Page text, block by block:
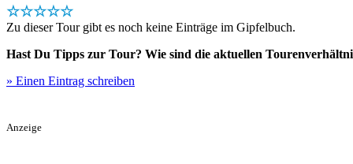
☆☆☆☆☆
Zu dieser Tour gibt es noch keine Einträge im Gipfelbuch.
Hast Du Tipps zur Tour? Wie sind die aktuellen
» Einen Eintrag schreiben
Anzeige